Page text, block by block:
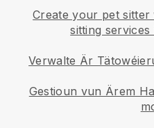
Create your pet sitter
sitting services
Verwalte Är
Gestioun vun Ärem